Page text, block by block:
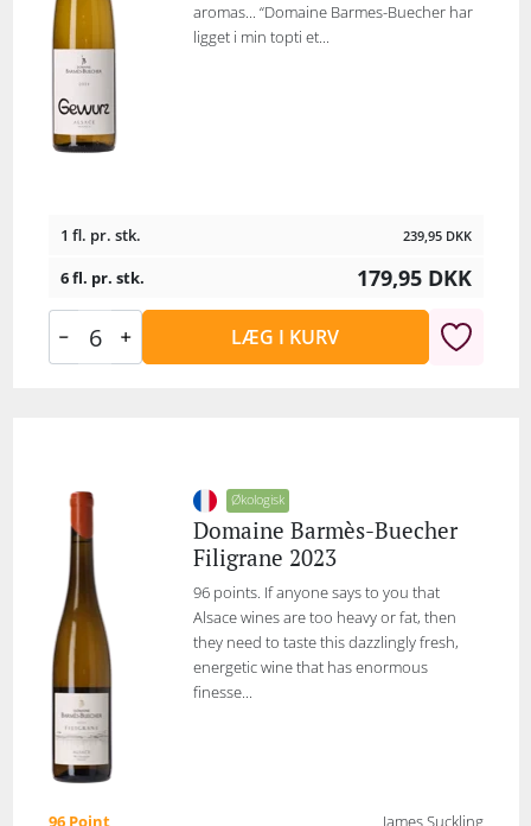
aromas... “Domaine Barmes-Buecher har
ligget i min topti et...
1 fl. pr. stk. 239,95 DKK
6 fl. pr. stk. 179,95 DKK
LÆG I KURV
Økologisk
Domaine Barmès-Buecher
Filigrane 2023
96 points. If anyone says to you that
Alsace wines are too heavy or fat, then
they need to taste this dazzlingly fresh,
energetic wine that has enormous
finesse...
96 Point
James Suckling